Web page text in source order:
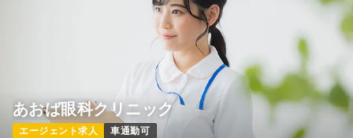
あおば眼科クリニック
エージェント求人 車通勤可